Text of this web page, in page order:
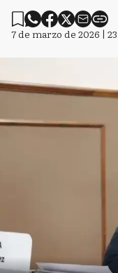
7 de marzo de 2026 |